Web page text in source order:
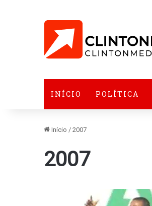
INÍCIO POLÍTICA
Início / 2007
2007